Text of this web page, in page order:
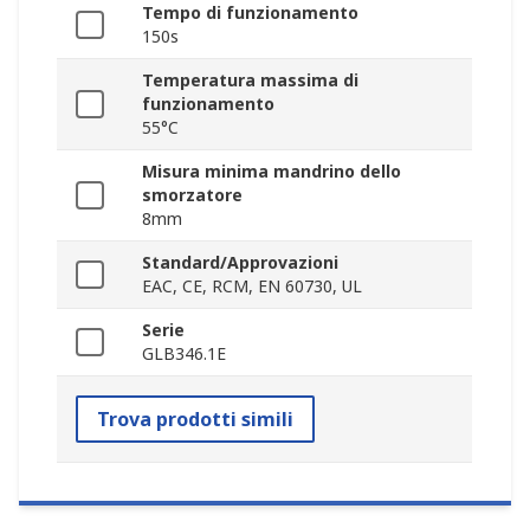
Tempo di funzionamento
150s
Temperatura massima di
funzionamento
55°C
Misura minima mandrino dello
smorzatore
8mm
Standard/Approvazioni
EAC, CE, RCM, EN 60730, UL
Serie
GLB346.1E
Trova prodotti simili